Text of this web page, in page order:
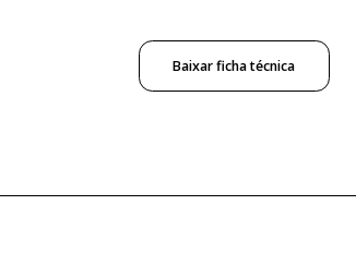
Baixar ficha técnica